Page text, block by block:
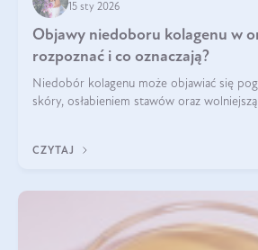
15 sty 2026
Objawy niedoboru kolagenu w
rozpoznać i co oznaczają?
Niedobór kolagenu może objawiać się
skóry, osłabieniem stawów oraz
osłabienie włosów.
CZYTAJ